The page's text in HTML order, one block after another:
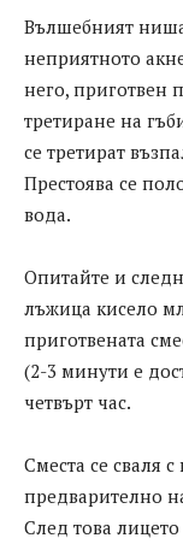
Вълшебният
неприятното
него, приготвен
третиране на
се третират
Престоява се
вода.
Опитайте и
лъжица кисело
приготвената
(2-3 минути е
четвърт час.
Сместа се сваля
предварително
След това